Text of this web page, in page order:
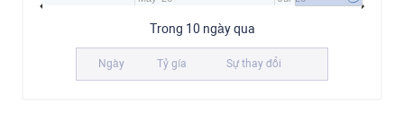
Trong 10 ngày qua
Ngày Tỷ gía Sự thay đổi